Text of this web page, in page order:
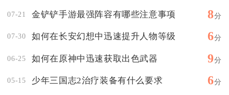
07-21 金铲铲手游最强阵容有哪些注意事项 8分
07-30 如何在长安幻想中迅速提升人物等级 6分
06-25 如何在原神中迅速获取出色武器 9分
05-15 少年三国志2治疗装备有什么要求 6分